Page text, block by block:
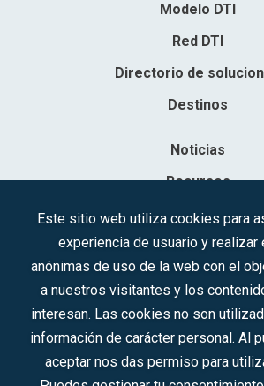
Modelo DTI
Red DTI
Directorio de
Destinos
Noticias
Recursos
Contacto
Sociedad Mercantil Estatal para la Gestión
Inscrita en el R.M. de Madrid, T, 12593, Se.
C.I.F.: A-81/874.984
Síguenos en redes
Este sitio web utiliza cookies para
experiencia de usuario y
anónimas de uso de la web con el
a nuestros visitantes y los
interesan. Las cookies no son
información de carácter personal. Al
aceptar nos das permiso para